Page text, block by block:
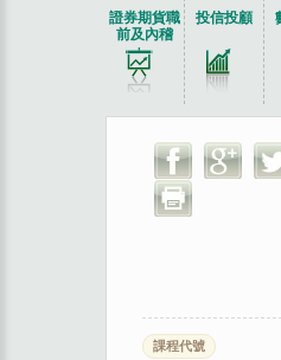
證券期貨職
前及內稽
投信投顧
課程代號